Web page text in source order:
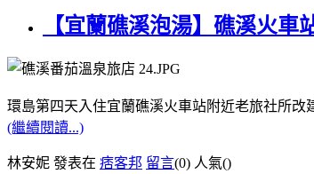
【宜蘭礁溪泡湯】礁溪火
環島第四天入住宜蘭礁溪火車站附近老旅社所改
(繼續閱讀...)
林安妮 發表在 痞客邦 留言(0) 人氣()